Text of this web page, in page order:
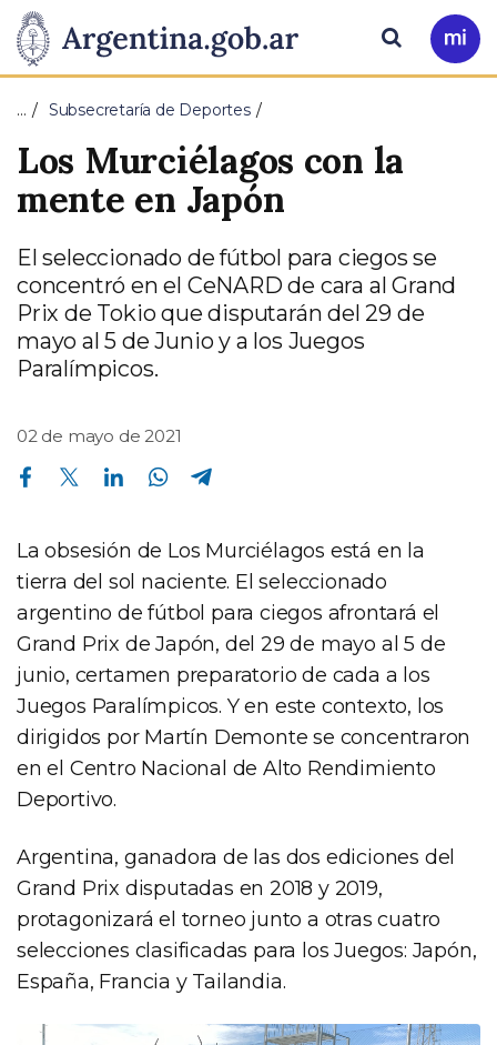
Presidencia
de
la
Nación
Pasar al contenido principal
Ir
a
Buscar
… Subsecretaría de Deportes
Los Murciélagos con la
mente en Japón
El seleccionado de fútbol para ciegos se
concentró en el CeNARD de cara al Grand
Prix de Tokio que disputarán del 29 de
mayo al 5 de Junio y a los Juegos
Paralímpicos.
02 de mayo de 2021
Compartir en Facebook Compartir en Twitter Compartir en Linkedin Compartir en Whatsapp
La obsesión de Los Murciélagos está en la
tierra del sol naciente. El seleccionado
argentino de fútbol para ciegos afrontará el
Grand Prix de Japón, del 29 de mayo al 5 de
junio, certamen preparatorio de cada a los
Juegos Paralímpicos. Y en este contexto, los
dirigidos por Martín Demonte se concentraron
en el Centro Nacional de Alto Rendimiento
Deportivo.
Argentina, ganadora de las dos ediciones del
Grand Prix disputadas en 2018 y 2019,
protagonizará el torneo junto a otras cuatro
selecciones clasificadas para los Juegos: Japón,
España, Francia y Tailandia.